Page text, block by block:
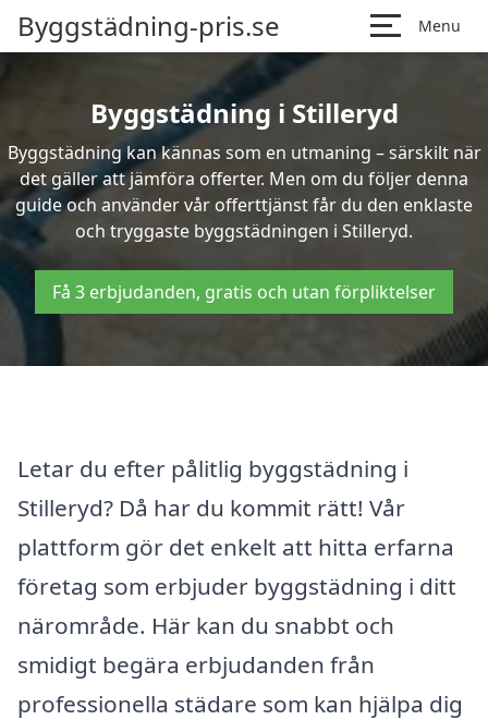
Byggstädning-pris.se Menu
Byggstädning i Stilleryd
Byggstädning kan kännas som en utmaning – särskilt när
det gäller att jämföra offerter. Men om du följer denna
guide och använder vår offerttjänst får du den enklaste
och tryggaste byggstädningen i Stilleryd.
Få 3 erbjudanden, gratis och utan förpliktelser
Letar du efter pålitlig byggstädning i
Stilleryd? Då har du kommit rätt! Vår
plattform gör det enkelt att hitta erfarna
företag som erbjuder byggstädning i ditt
närområde. Här kan du snabbt och
smidigt begära erbjudanden från
professionella städare som kan hjälpa dig